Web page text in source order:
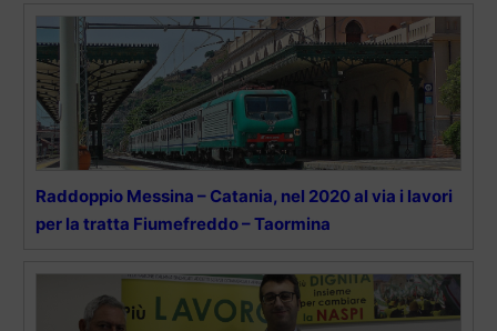
Raddoppio Messina – Catania, nel 2020 al via i lavori
per la tratta Fiumefreddo – Taormina